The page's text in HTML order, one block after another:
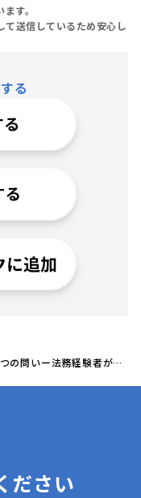
す。
て送信しているため安心し
る
の問いー法務経験者が考
ださい